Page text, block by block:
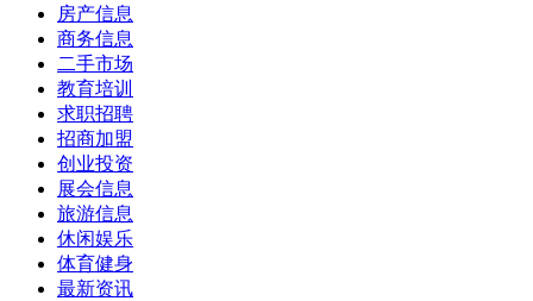
房产信息
商务信息
二手市场
教育培训
求职招聘
招商加盟
创业投资
展会信息
旅游信息
休闲娱乐
体育健身
最新资讯